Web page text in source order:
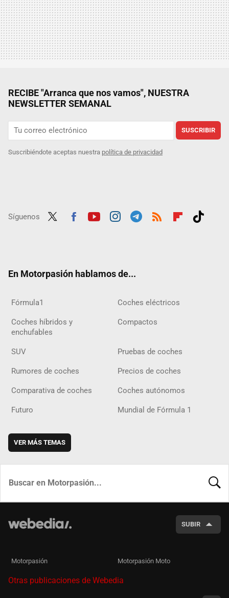
RECIBE "Arranca que nos vamos", NUESTRA
NEWSLETTER SEMANAL
SUSCRIBIR
Suscribiéndote aceptas nuestra política de privacidad
Síguenos
En Motorpasión hablamos de...
Fórmula1 Coches eléctricos
Coches híbridos y
enchufables
Compactos
SUV Pruebas de coches
Rumores de coches Precios de coches
Comparativa de coches Coches autónomos
Futuro Mundial de Fórmula 1
VER MÁS TEMAS
SUBIR
Motorpasión Motorpasión Moto
Otras publicaciones de Webedia